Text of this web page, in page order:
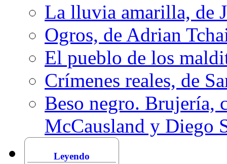
La lluvia amarilla, de
Ogros, de Adrian
El pueblo de los
Crímenes reales, de
Beso negro. Brujería,
McCausland y Diego
Leyendo